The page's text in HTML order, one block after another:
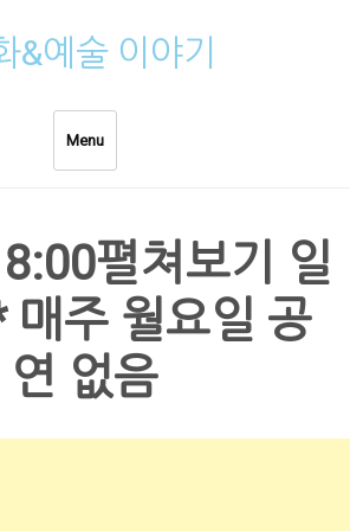
&예술 이야기
Menu
펼쳐보기 일
매주 월요일 공
연 없음